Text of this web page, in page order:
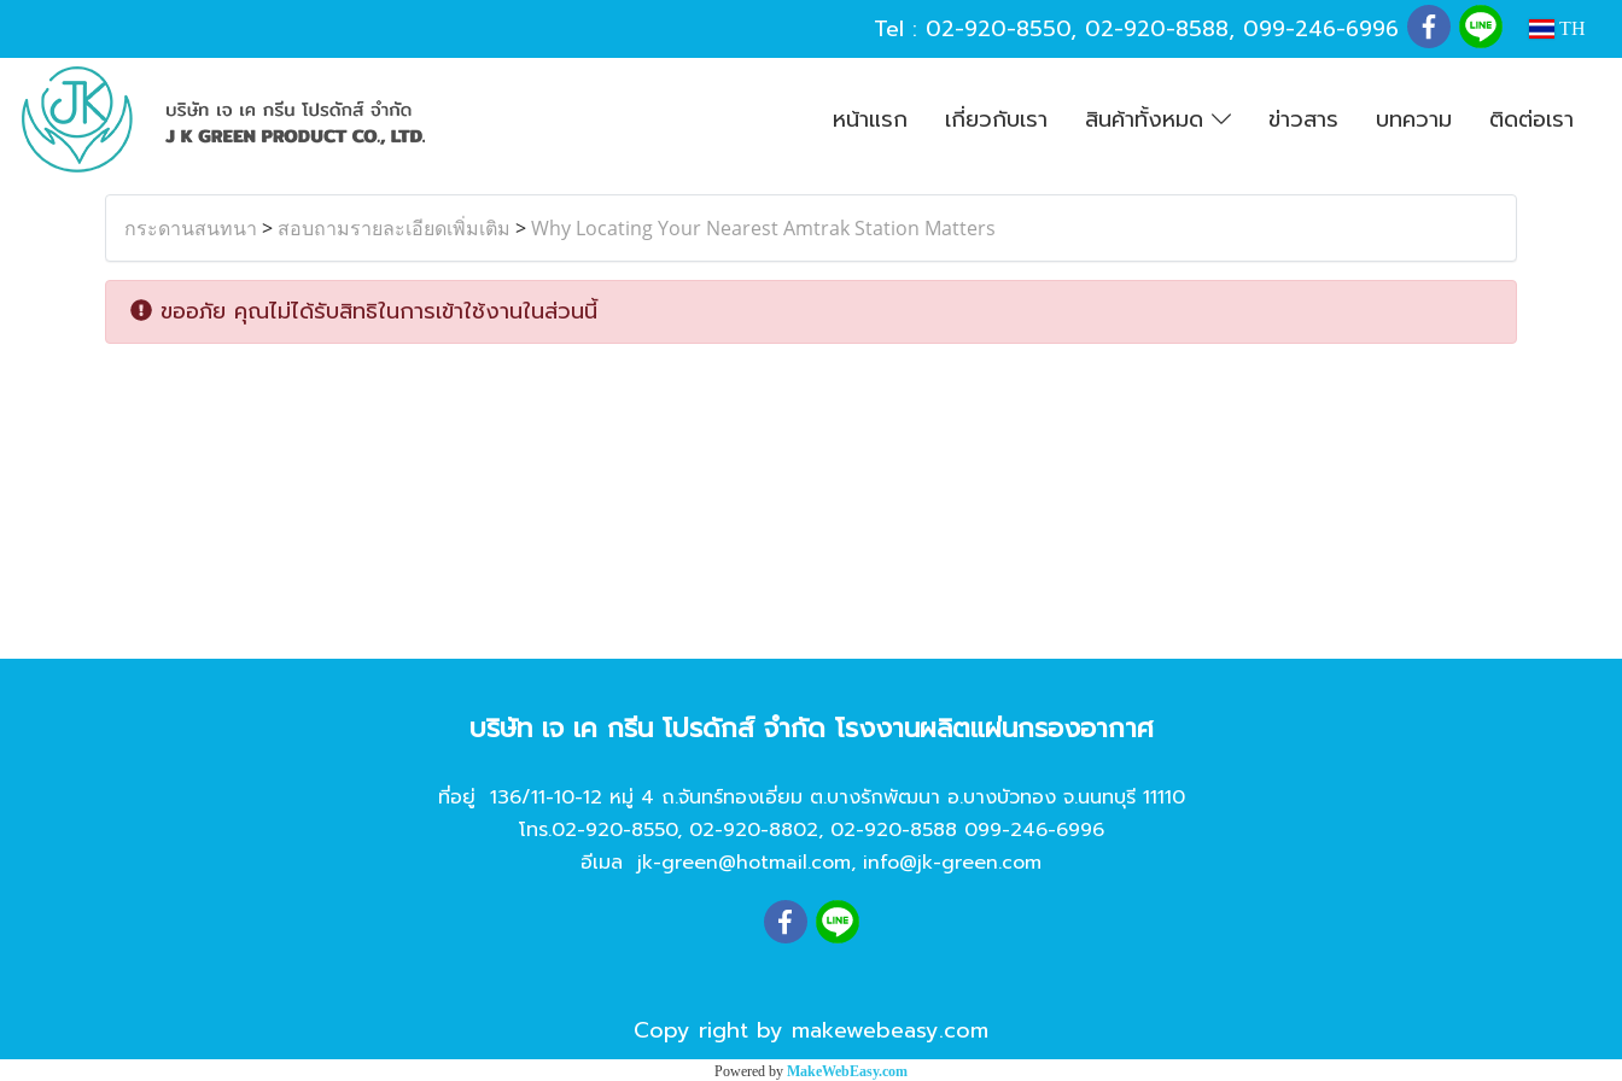
Tel : 02-920-8550, 02-920-8588, 099-246-6996 TH
หน้าแรก เกี่ยวกับเรา สินค้าทั้งหมด ข่าวสาร บทความ ติดต่อเรา
กระดานสนทนา > สอบถามรายละเอียดเพิ่มเติม >Why Locating Your Nearest Amtrak Station Matters
ขออภัย คุณไม่ได้รับสิทธิในการเข้าใช้งานในส่วนนี้
บริษัท เจ เค กรีน โปรดักส์ จํากัด โรงงานผลิตแผ่นกรองอากาศ
ที่อยู่ 136/11-10-12 หมู่ 4 ถ.จันทร์ทองเอี่ยม ต.บางรักพัฒนา อ.บางบัวทอง จ.นนทบุรี 11110
โทร.02-920-8550, 02-920-8802, 02-920-8588 099-246-6996
อีเมล jk-green@hotmail.com, info@jk-green.com
Copy right by makewebeasy.com
Powered by MakeWebEasy.com